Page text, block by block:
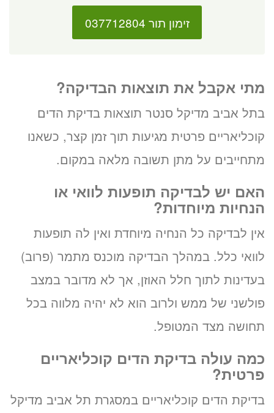
זימון תור 037712804
מתי אקבל את תוצאות הבדיקה?
בתל אביב מדיקל סנטר תוצאות בדיקת הדים
קוכליאריים פרטית מגיעות תוך זמן קצר, כשאנו
מתחייבים על מתן תשובה מלאה במקום.
האם יש לבדיקה תופעות לוואי או
הנחיות מיוחדות?
אין לבדיקה כל הנחיה מיוחדת ואין לה תופעות
לוואי כלל. במהלך הבדיקה מוכנס מתמר (פרוב)
בעדינות לתוך חלל האוזן, אך לא מדובר במצב
פולשני של ממש ולרוב הוא לא יהיה מלווה בכל
תחושה מצד המטופל.
כמה עולה בדיקת הדים קוכליאריים
פרטית?
בדיקת הדים קוכליאריים במסגרת תל אביב מדיקל